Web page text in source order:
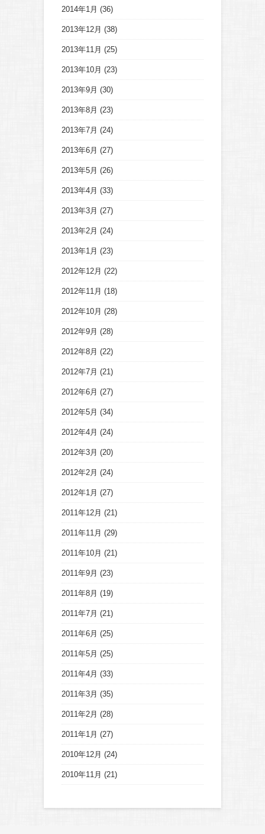
2014年1月 (36)
2013年12月 (38)
2013年11月 (25)
2013年10月 (23)
2013年9月 (30)
2013年8月 (23)
2013年7月 (24)
2013年6月 (27)
2013年5月 (26)
2013年4月 (33)
2013年3月 (27)
2013年2月 (24)
2013年1月 (23)
2012年12月 (22)
2012年11月 (18)
2012年10月 (28)
2012年9月 (28)
2012年8月 (22)
2012年7月 (21)
2012年6月 (27)
2012年5月 (34)
2012年4月 (24)
2012年3月 (20)
2012年2月 (24)
2012年1月 (27)
2011年12月 (21)
2011年11月 (29)
2011年10月 (21)
2011年9月 (23)
2011年8月 (19)
2011年7月 (21)
2011年6月 (25)
2011年5月 (25)
2011年4月 (33)
2011年3月 (35)
2011年2月 (28)
2011年1月 (27)
2010年12月 (24)
2010年11月 (21)